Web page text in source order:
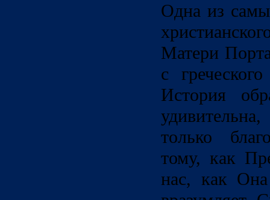
Одна из
Матери
с
История
только
тому, как
нас, как